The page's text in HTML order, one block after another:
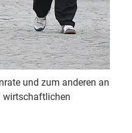
und zum anderen an
wirtschaftlichen